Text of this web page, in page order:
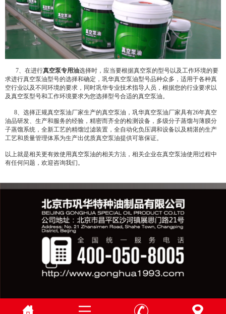
7、在进行真空泵专用油选择时，应当要根据真空泵的型号以及工作环境的要
求进行真空泵油型号的选择和确定，巩华真空泵油型号品种众多，适用于各种真
空行业以及不同环境的要求，同时巩华专业技术指导人员，根据您的行业要求以
及真空泵型号和工作环境要求为您选择型号合适的真空泵油。
8、选择正规真空泵油厂家生产的真空泵油，巩华真空泵油厂家具有26年真空
油品研发、生产和服务的经验，精密而齐全的检测设备，多级分子蒸馏与薄膜分
子蒸馏系统，全新工艺的精馏过滤装置，全自动化负压调和设备以及精湛的生产
工艺和质量管理体系为生产出优质真空泵油提供可靠保证。
以上就是相关更有效使用真空泵油的相关方法，相关企业在真空泵油使用过程中
有任何问题，欢迎咨询我们。